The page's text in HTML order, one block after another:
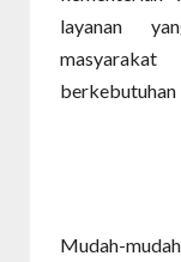
layanan
masyarakat
berkebutuhan
Mudah-